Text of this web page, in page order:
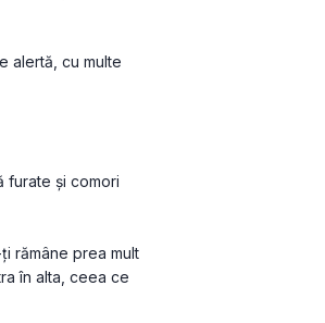
alertă, cu multe
furate și comori
rămâne prea mult
în alta, ceea ce